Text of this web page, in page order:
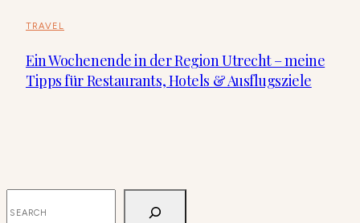
TRAVEL
Ein Wochenende in der Region Utrecht – meine
Tipps für Restaurants, Hotels & Ausflugsziele